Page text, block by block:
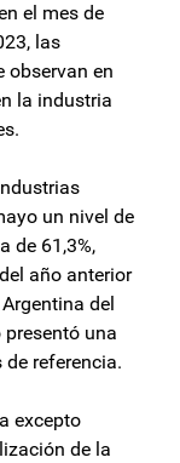
el mes de
las
observan en
la industria
un nivel de
de 61,3%,
año anterior
del
una
de referencia.
excepto
de la